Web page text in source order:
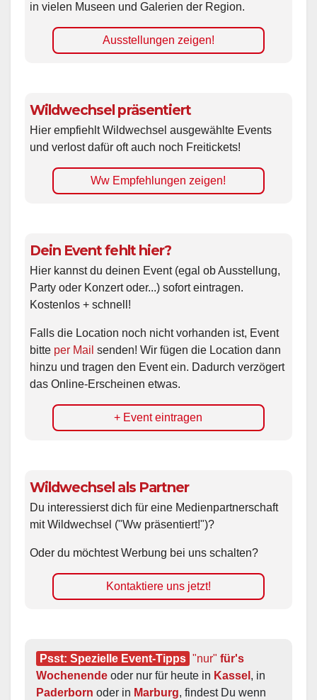
in vielen Museen und Galerien der Region.
Ausstellungen zeigen!
Wildwechsel präsentiert
Hier empfiehlt Wildwechsel ausgewählte Events
und verlost dafür oft auch noch Freitickets!
Ww Empfehlungen zeigen!
Dein Event fehlt hier?
Hier kannst du deinen Event (egal ob Ausstellung,
Party oder Konzert oder...) sofort eintragen.
Kostenlos + schnell!
Falls die Location noch nicht vorhanden ist, Event
bitte per Mail senden! Wir fügen die Location dann
hinzu und tragen den Event ein. Dadurch verzögert
das Online-Erscheinen etwas.
+ Event eintragen
Wildwechsel als Partner
Du interessierst dich für eine Medienpartnerschaft
mit Wildwechsel ("Ww präsentiert!")?
Oder du möchtest Werbung bei uns schalten?
Kontaktiere uns jetzt!
Psst: Spezielle Event-Tipps "nur" für's
Wochenende oder nur für heute in Kassel
Paderborn oder in Marburg, findest Du wenn